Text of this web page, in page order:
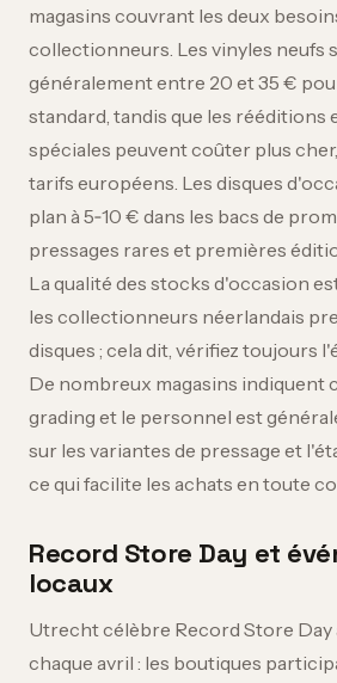
magasins couvrant les deux
collectionneurs. Les vinyles neufs
généralement entre 20 et 35 €
standard, tandis que les rééditions
spéciales peuvent coûter plus
tarifs européens. Les disques
plan à 5‑10 € dans les bacs de
pressages rares et premières
La qualité des stocks d'occasion
les collectionneurs néerlandais
disques ; cela dit, vérifiez toujours
De nombreux magasins indiquent
grading et le personnel est
sur les variantes de pressage et
ce qui facilite les achats en toute
Record Store Day et
locaux
Utrecht célèbre Record Store Day
chaque avril : les boutiques